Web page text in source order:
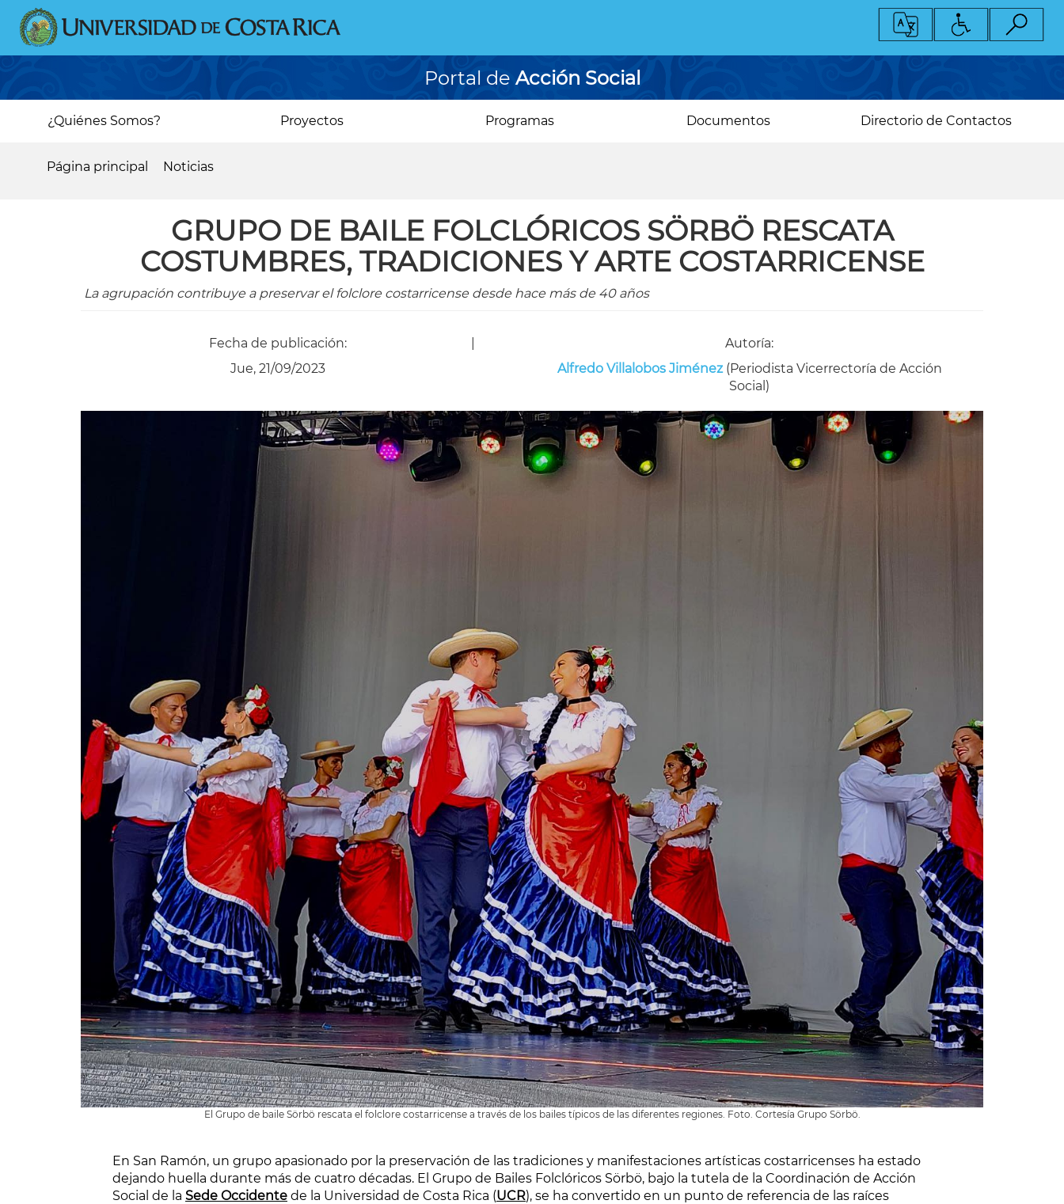
Pasar
contenido
principal
Portal de Acción Social
Main¿Quiénes Somos? Proyectos Programas Documentos Directorio de Contactos
Página principal Noticias
GRUPO DE BAILE FOLCLÓRICOS SÖRBÖ RESCATA
COSTUMBRES, TRADICIONES Y ARTE COSTARRICENSE
La agrupación contribuye a preservar el folclore costarricense desde hace más de 40 años
Fecha de publicación:
Jue, 21/09/2023
Autoría:
Alfredo Villalobos Jiménez(Periodista Vicerrectoría de Acción
Social)
El Grupo de baile Sörbö rescata el folclore costarricense a través de los bailes típicos de las diferentes regiones. Foto. Cortesía Grupo Sörbö.
En San Ramón, un grupo apasionado por la preservación de las tradiciones y manifestaciones artísticas costarricenses ha estado
dejando huella durante más de cuatro décadas. El Grupo de Bailes Folclóricos Sörbö, bajo la tutela de la Coordinación de Acción
Social de la Sede Occidente de la Universidad de Costa Rica (UCR), se ha convertido en un punto de referencia de las raíces